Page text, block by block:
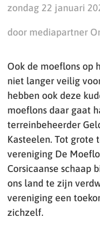
zondag 22 januari
door mediapartner
Ook de moeflons op
niet langer veilig
hebben ook deze
moeflons daar gaat
terreinbeheerder
Kasteelen. Tot grote
vereniging De
Corsicaanse schaap
ons land te zijn
vereniging een
zichzelf.